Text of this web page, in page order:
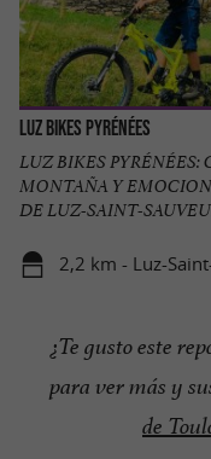
Luz Bikes Pyrénées
LUZ BIKES
MONTAÑA Y
DE LUZ-SAINT-
2,2 km - Luz-
¿Te gusto este
para ver más y
de